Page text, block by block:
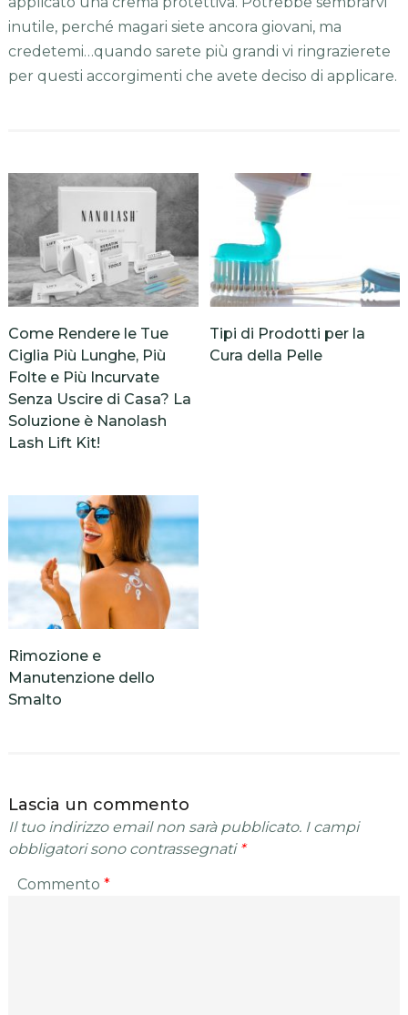
inutile, perché magari siete ancora giovani, ma
credetemi…quando sarete più grandi vi ringrazierete
per questi accorgimenti che avete deciso di applicare.
Come Rendere le Tue
Ciglia Più Lunghe, Più
Folte e Più Incurvate
Senza Uscire di Casa? La
Soluzione è Nanolash
Lash Lift Kit!
Tipi di Prodotti per la
Cura della Pelle
Rimozione e
Manutenzione dello
Smalto
Lascia un commento
Il tuo indirizzo email non sarà pubblicato. I campi
obbligatori sono contrassegnati *
Commento *